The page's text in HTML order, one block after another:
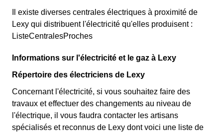
Il existe diverses centrales électriques à proximité de
Lexy qui distribuent l'électricité qu'elles produisent :
ListeCentralesProches
Informations sur l'électricité et le gaz à Lexy
Répertoire des électriciens de Lexy
Concernant l'électricité, si vous souhaitez faire des
travaux et effectuer des changements au niveau de
l'électrique, il vous faudra contacter les artisans
spécialisés et reconnus de Lexy dont voici une liste de